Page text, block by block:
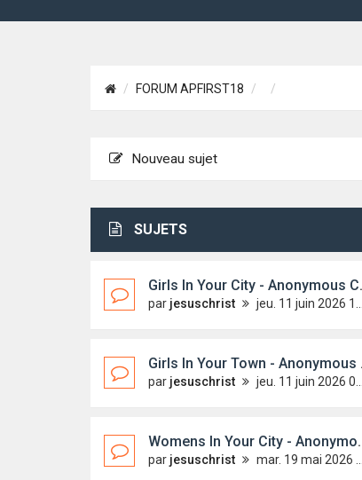
FORUM APFIRST18
Nouveau sujet
SUJETS
Girls In Your City - Anonymous Casual Dating - No Selfie
par jesuschrist jeu. 11 juin 2026 14:45
Girls In Your Town - Anonymous Casual Dating - No Selfie
par jesuschrist jeu. 11 juin 2026 04:29
Womens In Your City - Anonymous Adult Dating - No Verify
par jesuschrist mar. 19 mai 2026 18:41